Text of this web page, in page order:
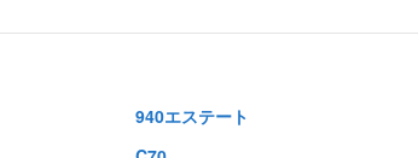
940エステート